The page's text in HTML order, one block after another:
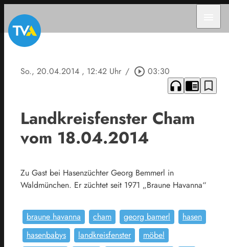
So., 20.04.2014 , 12:42 Uhr / play_circle_outline 03:30
headphones chrome_reader_mode bookmark_border
Landkreisfenster Cham
vom 18.04.2014
Zu Gast bei Hasenzüchter Georg Bemmerl in
Waldmünchen. Er züchtet seit 1971 „Braune Havanna“
braune havanna cham georg bamerl
hasen
hasenbabys
landkreisfenster
möbel